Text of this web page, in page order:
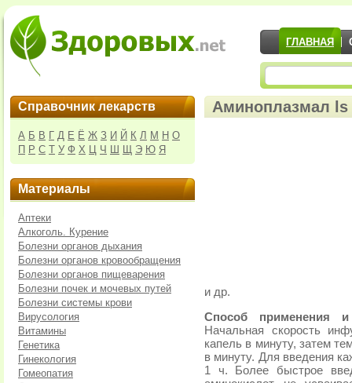
ГЛАВНАЯ
Справочник лекарств
А Б В Г Д Е Ё Ж З И Й К Л М Н О
П Р С Т У Ф Х Ц Ч Ш Щ Э Ю Я
Материалы
Аптеки
Алкоголь. Курение
Болезни органов дыхания
Болезни органов кровообращения
Болезни органов пищеварения
Болезни почек и мочевых путей
Болезни системы крови
Вирусология
Витамины
Генетика
Гинекология
Гомеопатия
Аминоплазмал ls
и др.
Способ применения
Начальная скорость
капель в минуту, затем
в минуту. Для введения
1 ч. Более быстрое